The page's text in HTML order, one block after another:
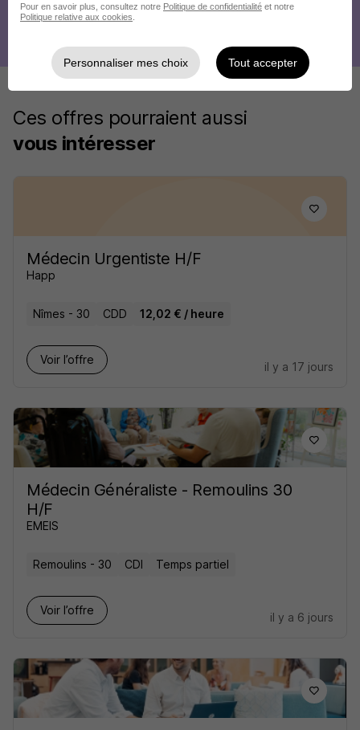
Ces offres pourraient aussi
vous intéresser
Médecin Urgentiste H/F
Happ
Nîmes - 30 CDD 12,02 € / heure
Voir l’offre
il y a 17 jours
Médecin Généraliste - Remoulins 30
H/F
EMEIS
Remoulins - 30 CDI Temps partiel
Voir l’offre
il y a 6 jours
Pour en savoir plus, consultez notre Politique de confidentialité et notre
Politique relative aux cookies
Personnaliser mes choix Tout accepter